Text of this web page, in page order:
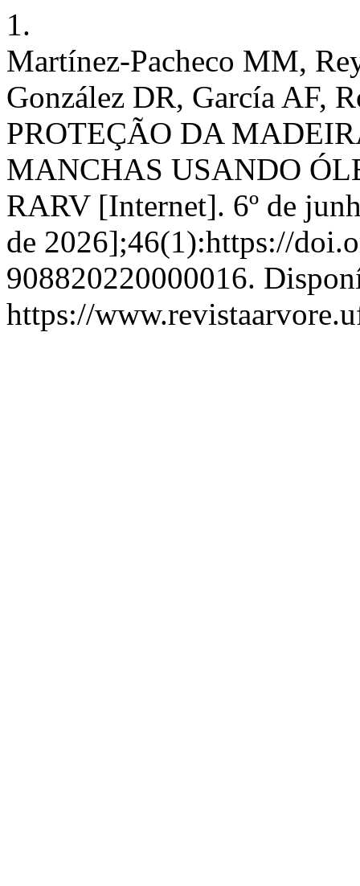
1.
Martínez-Pacheco MM,
González DR, García AF,
PROTEÇÃO DA
MANCHAS USANDO
RARV [Internet]. 6º de
de 2026];46(1):https://
908820220000016.
https://